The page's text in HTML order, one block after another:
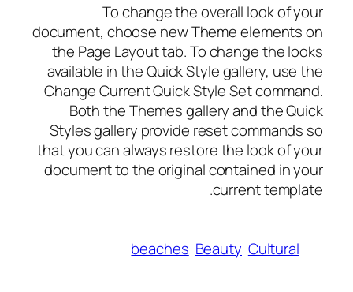
To change the overall look of your
document, choose new Theme elements on
the Page Layout tab. To change the looks
available in the Quick Style gallery, use the
Change Current Quick Style Set command.
Both the Themes gallery and the Quick
Styles gallery provide reset commands so
that you can always restore the look of your
document to the original contained in your
current template.
beaches Beauty Cultural